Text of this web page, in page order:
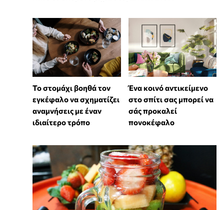
Το στομάχι βοηθά τον
εγκέφαλο να σχηματίζει
αναμνήσεις με έναν
ιδιαίτερο τρόπο
Ένα κοινό αντικείμενο
στο σπίτι σας μπορεί να
σάς προκαλεί
πονοκέφαλο